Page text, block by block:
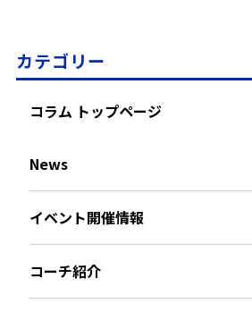
カテゴリー
コラム トップページ
News
イベント開催情報
コーチ紹介